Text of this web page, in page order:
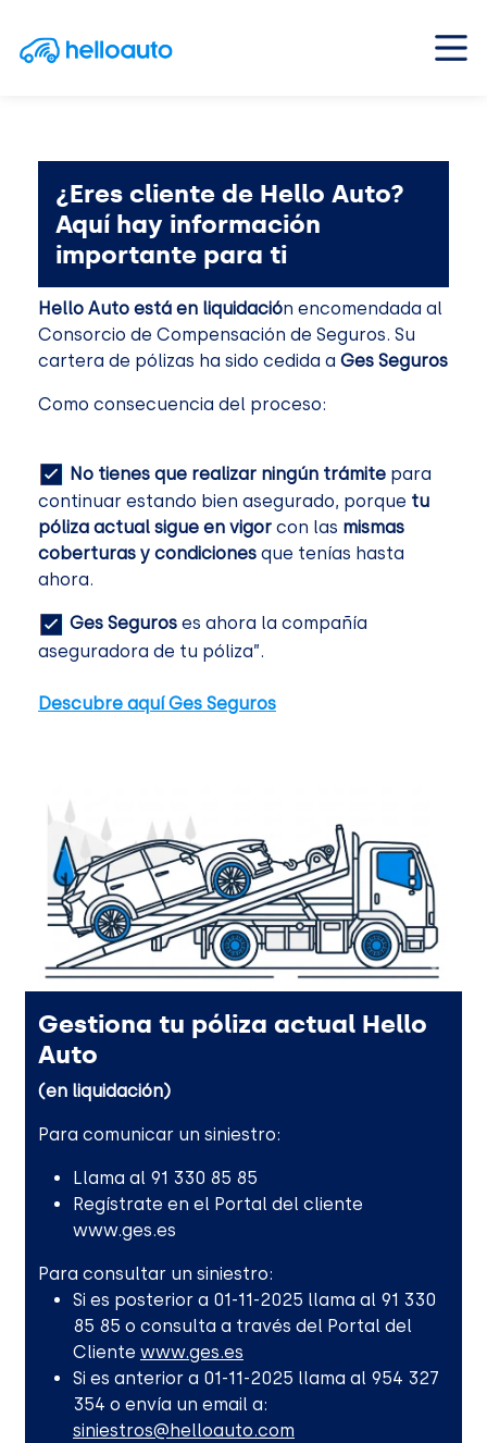
Saltar al contenido
Navegación principal
¿Eres cliente de Hello Auto?
Aquí hay información
importante para ti
Hello Auto está en liquidación encomendada al
Consorcio de Compensación de Seguros. Su
cartera de pólizas ha sido cedida a Ges Seguros
Como consecuencia del proceso:
No tienes que realizar ningún trámite para
continuar estando bien asegurado, porque tu
póliza actual sigue en vigor con las mismas
coberturas y condiciones que tenías hasta
ahora.
Ges Seguros es ahora la compañía
aseguradora de tu póliza”.
Descubre aquí Ges Seguros
Gestiona tu póliza actual Hello
Auto
(en liquidación)
Para comunicar un siniestro:
Llama al 91 330 85 85
Regístrate en el Portal del cliente
www.ges.es
Para consultar un siniestro:
Si es posterior a 01-11-2025 llama al 91 330
85 85 o consulta a través del Portal del
Cliente www.ges.es
Si es anterior a 01-11-2025 llama al 954 327
354 o envía un email a:
siniestros@helloauto.com